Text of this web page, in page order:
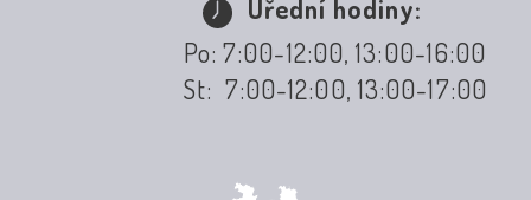
Úřední hodiny:
Po: 7:00-12:00, 13:00-16:00
St: 7:00-12:00, 13:00-17:00